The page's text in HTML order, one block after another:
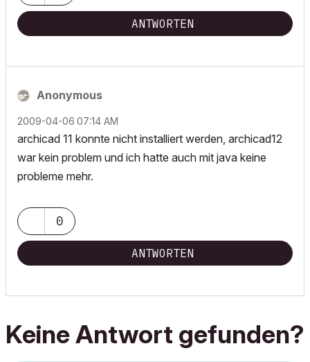
ANTWORTEN
Anonymous
‎2009-04-06 07:14 AM
archicad 11 konnte nicht installiert werden, archicad12
war kein problem und ich hatte auch mit java keine
probleme mehr.
0
ANTWORTEN
Keine Antwort gefunden?